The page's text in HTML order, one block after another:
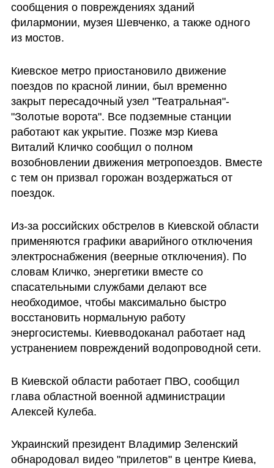
сообщения о повреждениях зданий
филармонии, музея Шевченко, а также одного
из мостов.
Киевское метро приостановило движение
поездов по красной линии, был временно
закрыт пересадочный узел "Театральная"-
"Золотые ворота". Все подземные станции
работают как укрытие. Позже мэр Киева
Виталий Кличко сообщил о полном
возобновлении движения метропоездов. Вместе
с тем он призвал горожан воздержаться от
поездок.
Из-за российских обстрелов в Киевской области
применяются графики аварийного отключения
электроснабжения (веерные отключения). По
словам Кличко, энергетики вместе со
спасательными службами делают все
необходимое, чтобы максимально быстро
восстановить нормальную работу
энергосистемы. Киевводоканал работает над
устранением повреждений водопроводной сети.
В Киевской области работает ПВО, сообщил
глава областной военной администрации
Алексей Кулеба.
Украинский президент Владимир Зеленский
обнародовал видео "прилетов" в центре Киева,